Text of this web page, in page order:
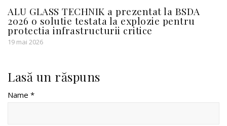
ALU GLASS TECHNIK a prezentat la BSDA
2026 o solutie testata la explozie pentru
protectia infrastructurii critice
19 mai 2026
Lasă un răspuns
Name *